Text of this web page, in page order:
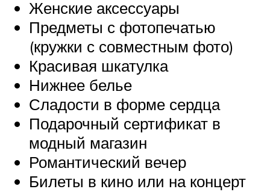
Женские аксессуары
Предметы с фотопечатью
(кружки с совместным фото)
Красивая шкатулка
Нижнее белье
Сладости в форме сердца
Подарочный сертификат в
модный магазин
Романтический вечер
Билеты в кино или на концерт